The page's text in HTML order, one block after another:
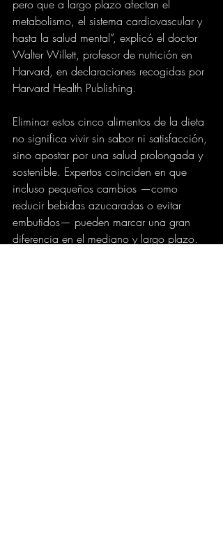
pero que a largo plazo afectan el
metabolismo, el sistema cardiovascular y
hasta la salud mental”, explicó el doctor
Walter Willett, profesor de nutrición en
Harvard, en declaraciones recogidas por
Harvard Health Publishing.
Eliminar estos cinco alimentos de la dieta
no significa vivir sin sabor ni satisfacción,
sino apostar por una salud prolongada y
sostenible. Expertos coinciden en que
incluso pequeños cambios —como
reducir bebidas azucaradas o evitar
embutidos— pueden marcar una gran
diferencia en el mediano y largo plazo.